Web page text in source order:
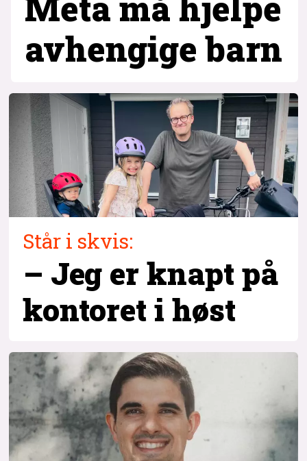
avhengige barn
Står i skvis:
– Jeg er knapt på
kontoret i høst